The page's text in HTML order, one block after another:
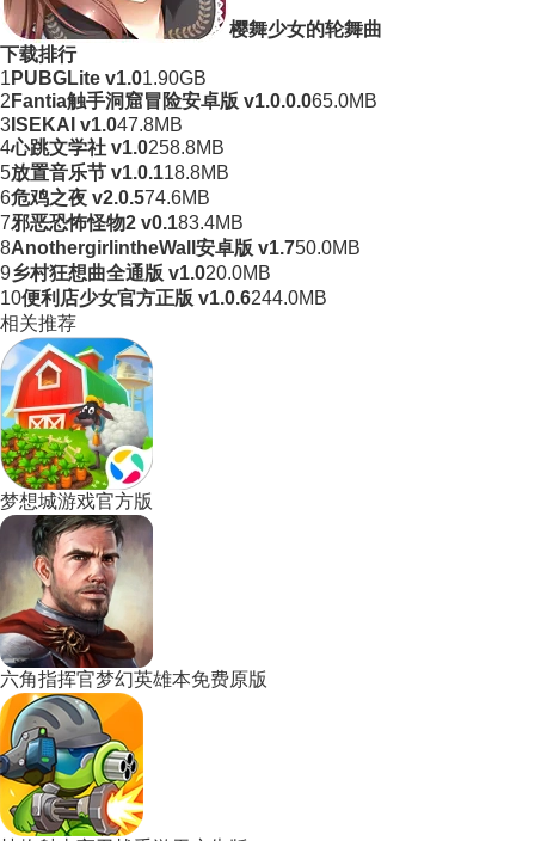
樱舞少女的轮舞曲
下载排行
1 PUBGLite v1.01.90GB
2 Fantia触手洞窟冒险安卓版 v1.0.0.065.0MB
3 ISEKAI v1.047.8MB
4心跳文学社 v1.0258.8MB
5放置音乐节 v1.0.118.8MB
6危鸡之夜 v2.0.574.6MB
7邪恶恐怖怪物2 v0.183.4MB
8AnothergirlintheWall安卓版 v1.750.0MB
9乡村狂想曲全通版 v1.020.0MB
10便利店少女官方正版 v1.0.6244.0MB
相关推荐
梦想城游戏官方版
六角指挥官梦幻英雄本免费原版